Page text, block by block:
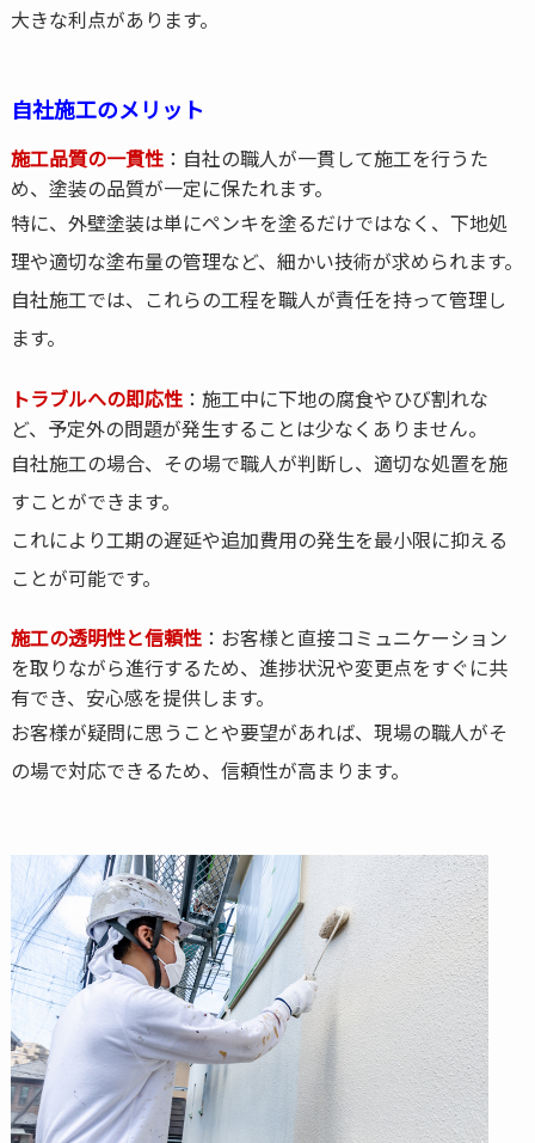
大きな利点があります。
自社施工のメリット
施工品質の一貫性：自社の職人が一貫して施工を行うた
め、塗装の品質が一定に保たれます。
特に、外壁塗装は単にペンキを塗るだけではなく、下地処
理や適切な塗布量の管理など、細かい技術が求められます。
自社施工では、これらの工程を職人が責任を持って管理し
ます。
トラブルへの即応性：施工中に下地の腐食やひび割れな
ど、予定外の問題が発生することは少なくありません。
自社施工の場合、その場で職人が判断し、適切な処置を施
すことができます。
これにより工期の遅延や追加費用の発生を最小限に抑える
ことが可能です。
施工の透明性と信頼性：お客様と直接コミュニケーション
を取りながら進行するため、進捗状況や変更点をすぐに共
有でき、安心感を提供します。
お客様が疑問に思うことや要望があれば、現場の職人がそ
の場で対応できるため、信頼性が高まります。